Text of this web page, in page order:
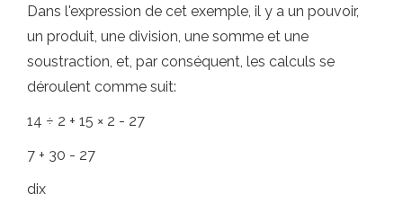
Dans l'expression de cet exemple, il y a un pouvoir,
un produit, une division, une somme et une
soustraction, et, par conséquent, les calculs se
déroulent comme suit:
14 ÷ 2 + 15 × 2 - 27
7 + 30 - 27
dix